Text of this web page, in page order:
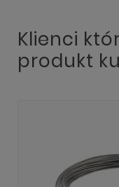
Klienci
produkt